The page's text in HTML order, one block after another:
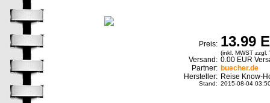
Preis: 13.99
(inkl. MWST
Versand: 0.00 EUR
Partner: buecher.de
Hersteller: Reise Know-
Stand: 2015-08-04